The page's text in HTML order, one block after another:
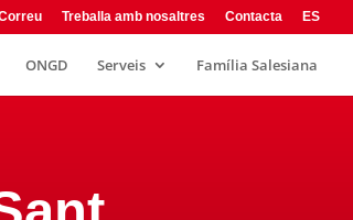
Treballa amb nosaltres Contacta ES
ONGD Serveis Família Salesiana